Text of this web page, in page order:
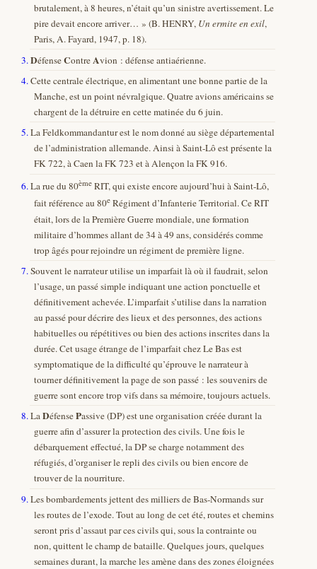
brutalement, à 8 heures, n’était qu’un sinistre avertissement. Le
pire devait encore arriver… » (B. HENRY, Un ermite en exil,
Paris, A. Fayard, 1947, p. 18).
3.DéfenseContreAvion : défense antiaérienne.
4.Cette centrale électrique, en alimentant une bonne partie de la
Manche, est un point névralgique. Quatre avions américains se
chargent de la détruire en cette matinée du 6 juin.
5.La Feldkommandantur est le nom donné au siège départemental
de l’administration allemande. Ainsi à Saint-Lô est présente la
FK 722, à Caen la FK 723 et à Alençon la FK 916.
6.La rue du 80ème RIT, qui existe encore aujourd’hui à Saint-Lô,
fait référence au 80eRégiment d’Infanterie Territorial. Ce RIT
était, lors de la Première Guerre mondiale, une formation
militaire d’hommes allant de 34 à 49 ans, considérés comme
trop âgés pour rejoindre un régiment de première ligne.
7.Souvent le narrateur utilise un imparfait là où il faudrait, selon
l’usage, un passé simple indiquant une action ponctuelle et
définitivement achevée. L’imparfait s’utilise dans la narration
au passé pour décrire des lieux et des personnes, des actions
habituelles ou répétitives ou bien des actions inscrites dans la
durée. Cet usage étrange de l’imparfait chez Le Bas est
symptomatique de la difficulté qu’éprouve le narrateur à
tourner définitivement la page de son passé : les souvenirs de
guerre sont encore trop vifs dans sa mémoire, toujours actuels.
8.LaDéfensePassive (DP) est une organisation créée durant la
guerre afin d’assurer la protection des civils. Une fois le
débarquement effectué, la DP se charge notamment des
réfugiés, d’organiser le repli des civils ou bien encore de
trouver de la nourriture.
9.Les bombardements jettent des milliers de Bas-Normands sur
les routes de l’exode. Tout au long de cet été, routes et chemins
seront pris d’assaut par ces civils qui, sous la contrainte ou
non, quittent le champ de bataille. Quelques jours, quelques
semaines durant, la marche les amène dans des zones éloignées